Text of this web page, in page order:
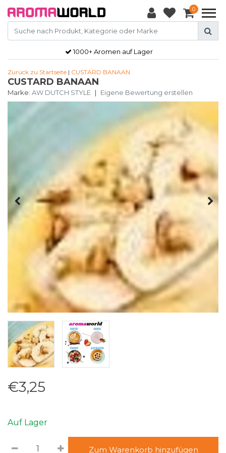
0
1000+ Aromen auf Lager
Zurück zu Startseite | CUSTARD BANAAN
CUSTARD BANAAN
Marke: AW DUTCH STYLE | Eigene Bewertung erstellen
€3,25
Auf Lager
Zum Warenkorb hinzufügen